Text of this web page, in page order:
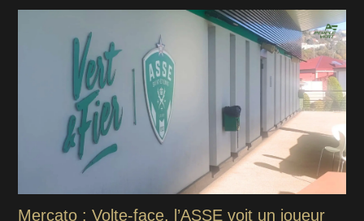
Mercato : Volte-face, l’ASSE voit un joueur